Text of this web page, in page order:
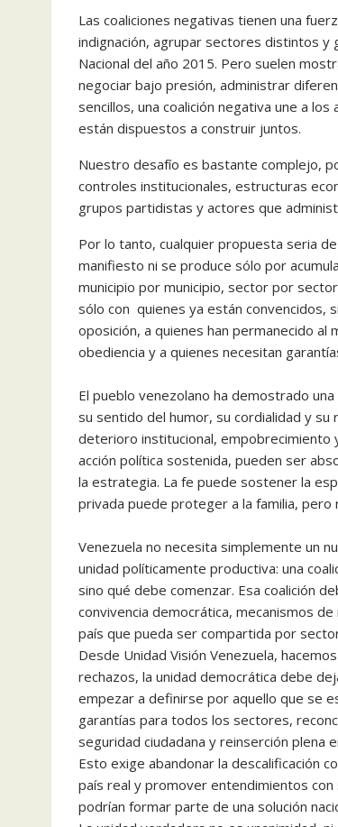
Las coaliciones negativas tienen una
indignación, agrupar sectores distintos y
Nacional del año 2015. Pero suelen
negociar bajo presión, administrar
sencillos, una coalición negativa une a
están dispuestos a construir juntos.
Nuestro desafío es bastante complejo,
controles institucionales, estructuras
grupos partidistas y actores que
Por lo tanto, cualquier propuesta seria
manifiesto ni se produce sólo por
municipio por municipio, sector por
sólo con quienes ya están convencidos,
oposición, a quienes han permanecido
obediencia y a quienes necesitan
El pueblo venezolano ha demostrado
su sentido del humor, su cordialidad y
deterioro institucional, empobrecimiento
acción política sostenida, pueden ser
la estrategia. La fe puede sostener la
privada puede proteger a la familia,
Venezuela no necesita simplemente un
unidad políticamente productiva: una
sino qué debe comenzar. Esa coalición
convivencia democrática, mecanismos
país que pueda ser compartida por
Desde Unidad Visión Venezuela,
rechazos, la unidad democrática debe
empezar a definirse por aquello que se
garantías para todos los sectores,
seguridad ciudadana y reinserción plena
Esto exige abandonar la descalificación
país real y promover entendimientos
podrían formar parte de una solución